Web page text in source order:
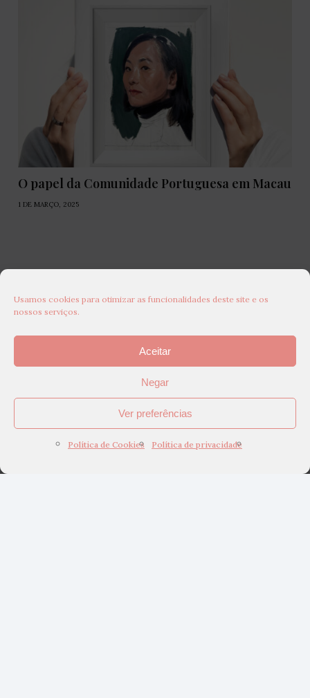
Usamos cookies para otimizar as funcionalidades deste site e os
nossos serviços.
Aceitar
Negar
Ver preferências
Política de Cookies Política de privacidade
O papel da Comunidade Portuguesa em Macau
1 DE MARÇO, 2025